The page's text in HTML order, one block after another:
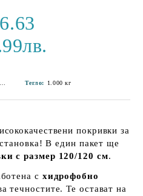
Тегло: 1.000 кг
покривки за
В един пакет ще
с размер 120/120 см.
с хидрофобно
течностите. Те остават на